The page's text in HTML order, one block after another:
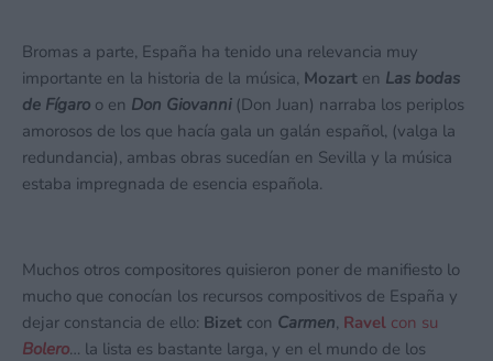
Bromas a parte, España ha tenido una relevancia muy
importante en la historia de la música, Mozart en Las bodas
de Fígaro o en Don Giovanni (Don Juan) narraba los periplos
amorosos de los que hacía gala un galán español, (valga la
redundancia), ambas obras sucedían en Sevilla y la música
estaba impregnada de esencia española.
Muchos otros compositores quisieron poner de manifiesto lo
mucho que conocían los recursos compositivos de España y
dejar constancia de ello: Bizet con Carmen, Ravel con su
Bolero… la lista es bastante larga, y en el mundo de los